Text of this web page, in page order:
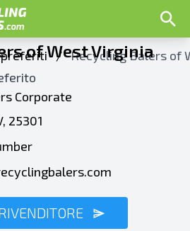
/ Recycling Balers of
of West Virginia
Corporate
25301